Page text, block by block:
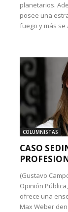
planetarios.
posee una
fuego y más
COLUMNISTAS
CASO
(Gustavo
Opinión
ofrece una
Max Weber